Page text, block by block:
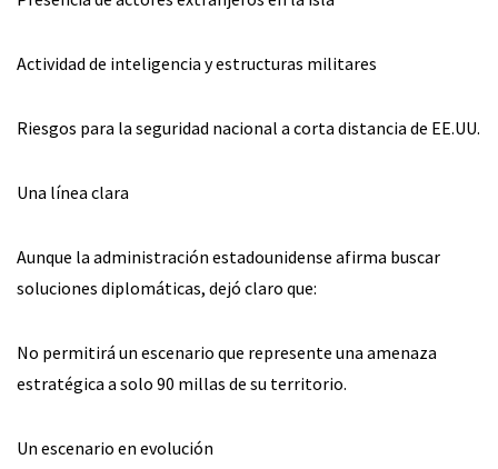
Actividad de inteligencia y estructuras militares
Riesgos para la seguridad nacional a corta distancia de EE.UU.
Una línea clara
Aunque la administración estadounidense afirma buscar
soluciones diplomáticas, dejó claro que:
No permitirá un escenario que represente una amenaza
estratégica a solo 90 millas de su territorio.
Un escenario en evolución